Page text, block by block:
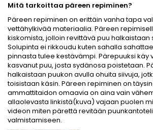
Mitä tarkoittaa päreen repiminen?
Päreen repiminen on erittäin vanha tapa
vettähylkivää materiaalia. Päreen
kiskomista, jolloin revittävä puu halkaistaan
Solupinta ei rikkoudu kuten sahalla
pinnasta tulee kestävämpi. Pärepuuksi käy
kasvanut puu, josta sydänosa poistetaan.
halkaistaan puukon avulla ohuita siivuja,
toisistaan käsin. Päreen repiminen on
ammattitaidon omaavia on aina vain
allaolevasta linkistä(kuva) vajaan puolen
videon miten pärettä revitään
valmistamiseen.